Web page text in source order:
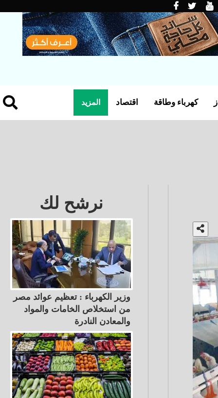
المزيد اقتصاد كهرباء وطاقة
نرشح لك
وزير الكهرباء : تعظيم عوائد مصر
من استخلاص الخامات والمواد
والمعادن النادرة